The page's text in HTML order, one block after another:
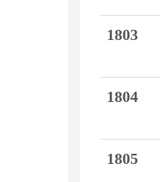
1803
1804
1805